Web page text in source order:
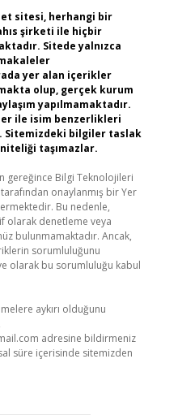
sitesi, herhangi bir
şirketi ile hiçbir
Sitede yalnızca
yer alan içerikler
olup, gerçek kurum
yapılmamaktadır.
ile isim benzerlikleri
Sitemizdeki bilgiler taslak
taşımazlar.
gereğince Bilgi Teknolojileri
onaylanmış bir Yer
Bu nedenle,
olarak denetleme veya
bulunmamaktadır. Ancak,
sorumluluğunu
olarak bu sorumluluğu kabul
aykırı olduğunu
adresine bildirmeniz
süre içerisinde sitemizden